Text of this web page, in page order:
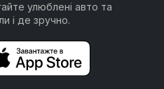
улюблені авто та
і де зручно.